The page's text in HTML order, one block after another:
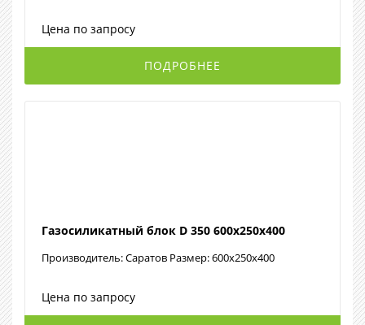
Цена по запросу
ПОДРОБНЕЕ
Газосиликатный блок D 350 600х250х400
Производитель: Саратов Размер: 600х250х400
Цена по запросу